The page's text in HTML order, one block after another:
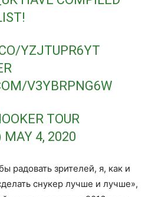
YZJTUPR6YT
V3YBRPNG6W
TOUR
MAY 4, 2020
радовать зрителей, я, как и
снукер лучше и лучше»,